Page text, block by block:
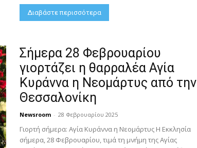
Διαβάστε περισσότερα
Σήμερα 28 Φεβρουαρίου
γιορτάζει η θαρραλέα Αγία
Κυράννα η Νεομάρτυς από την
Θεσσαλονίκη
Newsroom - 28 Φεβρουαρίου 2025
Γιορτή σήμερα: Αγία Κυράννα η Νεομάρτυς Η Εκκλησία
σήμερα, 28 Φεβρουαρίου, τιμά τη μνήμη της Αγίας